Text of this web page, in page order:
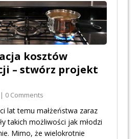
kosztów
– stwórz projekt
0 Comments
lat temu małżeństwa zaraz
takich możliwości jak młodzi
Mimo, że wielokrotnie